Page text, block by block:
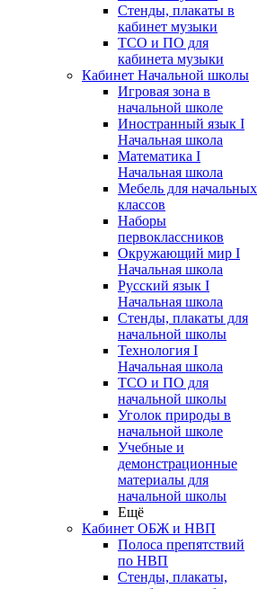
Стенды, плакаты в
кабинет музыки
ТСО и ПО для
кабинета музыки
Кабинет Начальной школы
Игровая зона в
начальной школе
Иностранный язык I
Начальная школа
Математика I
Начальная школа
Мебель для начальных
классов
Наборы
первоклассников
Окружающий мир I
Начальная школа
Русский язык I
Начальная школа
Стенды, плакаты для
начальной школы
Технология I
Начальная школа
ТСО и ПО для
начальной школы
Уголок природы в
начальной школе
Учебные и
демонстрационные
материалы для
начальной школы
Ещё
Кабинет ОБЖ и НВП
Полоса препятствий
по НВП
Стенды, плакаты,